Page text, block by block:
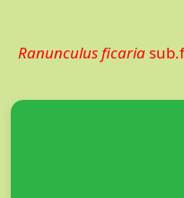
Ranunculus ficaria